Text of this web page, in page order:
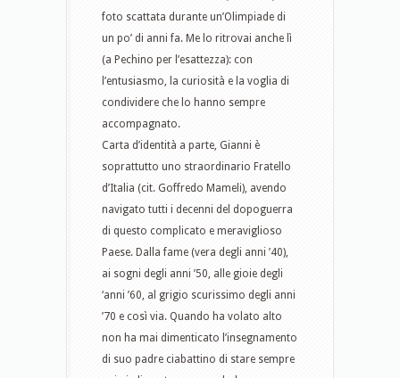
foto scattata durante un’Olimpiade di
un po’ di anni fa. Me lo ritrovai anche lì
(a Pechino per l’esattezza): con
l’entusiasmo, la curiosità e la voglia di
condividere che lo hanno sempre
accompagnato.
Carta d’identità a parte, Gianni è
soprattutto uno straordinario Fratello
d’Italia (cit. Goffredo Mameli), avendo
navigato tutti i decenni del dopoguerra
di questo complicato e meraviglioso
Paese. Dalla fame (vera degli anni ’40),
ai sogni degli anni ’50, alle gioie degli
‘anni ’60, al grigio scurissimo degli anni
’70 e così via. Quando ha volato alto
non ha mai dimenticato l’insegnamento
di suo padre ciabattino di stare sempre